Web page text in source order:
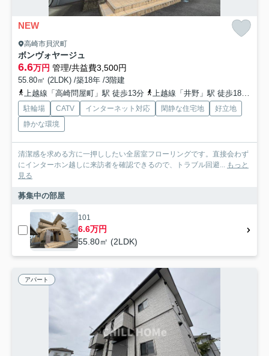
NEW
高崎市貝沢町
ボンヴォヤージュ
6.6万円 管理/共益費3,500円
55.80㎡ (2LDK) /築18年 /3階建
上越線「高崎問屋町」駅 徒歩13分
上越線「井野」駅 徒歩18分
駐輪場 CATV インターネット対応 閑静な住宅地
好立地
静かな環境
清潔感を求める方に一押ししたい全居室フローリングです。直接会わず
にインターホン越しに来訪者を確認できるので、トラブル回避... もっと
見る
募集中の部屋
101
6.6万円
55.80㎡ (2LDK)
アパート